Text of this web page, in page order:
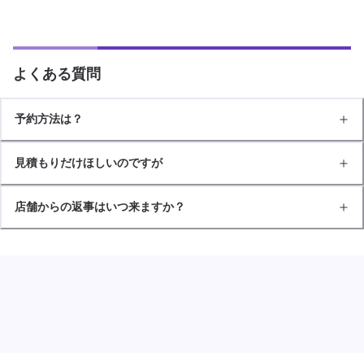
よくある質問
予約方法は？
見積もりだけほしいのですが
店舗からの返事はいつ来ますか？